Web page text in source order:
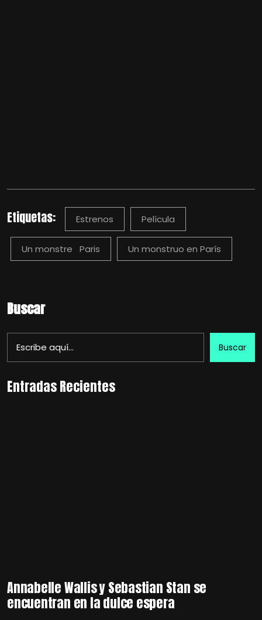
Etiquetas: Estrenos Película
Un monstre Paris Un monstruo en París
Buscar
Buscar
Entradas Recientes
Annabelle Wallis y Sebastian Stan se
encuentran en la dulce espera